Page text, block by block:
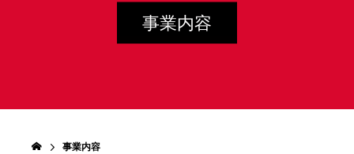
事業内容
H
事業内容